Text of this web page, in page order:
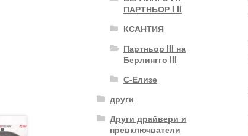
ПАРТНЬОР I II
КСАНТИЯ
Партньор III на
Берлингго III
С-Елизе
други
Други драйвери и
превключватели